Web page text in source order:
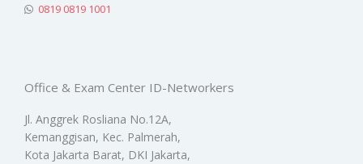
0819 0819 1001
Office & Exam Center ID-Networkers
Jl. Anggrek Rosliana No.12A,
Kemanggisan, Kec. Palmerah,
Kota Jakarta Barat, DKI Jakarta,